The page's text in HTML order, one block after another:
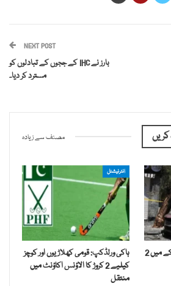
NEXT POST
بارز نے IHC کے ججوں کے تبادلوں کو
مسترد کر دیا۔
مصنف سے زیادہ
دمشق؛ مسافر وین میں دھماکے میں 2
انٹرنیشنل
ہاکی ورلڈکپ: قومی کھلاڑیوں اور کوچز
کیلیے 2 کروڑ کا الاؤنس اکاؤنٹ میں
منتقل